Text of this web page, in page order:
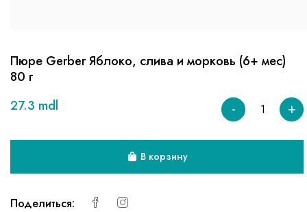
Пюре Gerber Яблоко, слива и морковь (6+ мес)
80 г
27.3 mdl
- +
В корзину
Поделиться: